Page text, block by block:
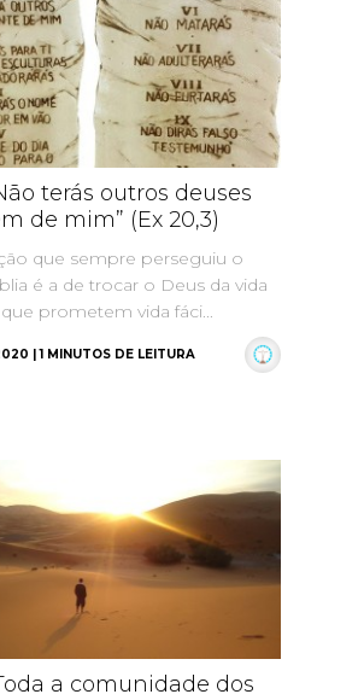
terás outros deuses
de mim” (Ex 20,3)
que sempre perseguiu o
é a de trocar o Deus da vida
prometem vida fáci...
| 1 MINUTOS DE LEITURA
a comunidade dos